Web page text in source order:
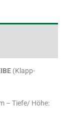
(Klapp-
– Tiefe/ Höhe: